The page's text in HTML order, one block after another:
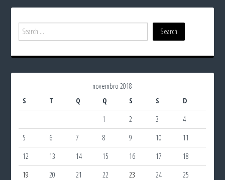
novembro 2018
S
T Q Q S S
D
1
2 3
4
5
6 7 8 9 10
11
12
13 14 15 16 17
18
19
20 21 22 23 24
25